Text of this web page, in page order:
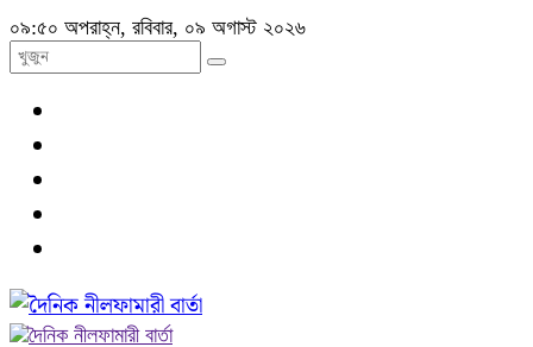
০৯:৫০ অপরাহ্ন, রবিবার, ০৯ অগাস্ট ২০২৬